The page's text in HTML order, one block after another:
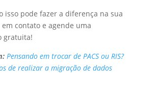
isso pode fazer a diferença na sua
contato e agende uma
gratuita!
Pensando em trocar de PACS ou RIS?
de realizar a migração de dados